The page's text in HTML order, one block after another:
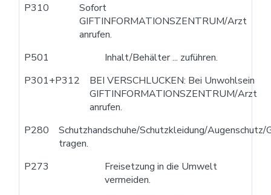
P310
Sofort
GIFTINFORMATIONSZENTRUM/Arzt
anrufen.
P501
Inhalt/Behälter ... zuführen.
P301+P312
BEI VERSCHLUCKEN: Bei Unwohlsein
GIFTINFORMATIONSZENTRUM/Arzt
anrufen.
P280
Schutzhandschuhe/Schutzkleidung/Augenschutz/
tragen.
P273
Freisetzung in die Umwelt
vermeiden.